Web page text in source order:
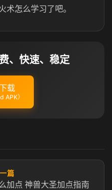
术怎么学习了吧。
、快速、稳定
载
APK）
一篇
加点 神兽大圣加点指南